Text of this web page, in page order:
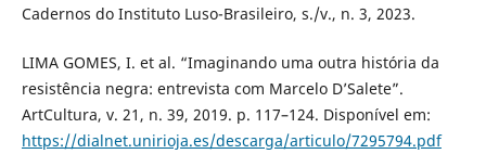
Cadernos do Instituto Luso-Brasileiro, s./v., n. 3, 2023.
LIMA GOMES, I. et al. “Imaginando uma outra história da
resistência negra: entrevista com Marcelo D’Salete”.
ArtCultura, v. 21, n. 39, 2019. p. 117–124. Disponível em:
https://dialnet.unirioja.es/descarga/articulo/7295794.pdf